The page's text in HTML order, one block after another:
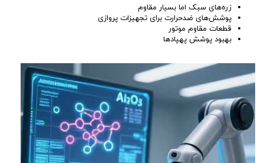
زره‌های سبک اما بسیار مقاوم
پوشش‌های ضدحرارت برای تجهیزات پروازی
قطعات مقاوم موتور
بهبود پوشش پهپادها